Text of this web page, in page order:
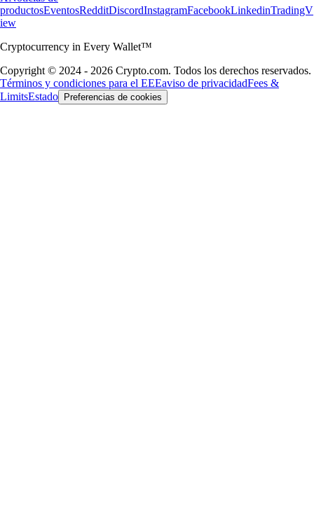
productosEventosRedditDiscordInstagramFacebookLinkedinTradingV
iew
Cryptocurrency in Every Wallet™
Copyright © 2024 - 2026 Crypto.com. Todos los derechos reservados.
Términos y condiciones para el EEEaviso de privacidadFees &
LimitsEstado Preferencias de cookies